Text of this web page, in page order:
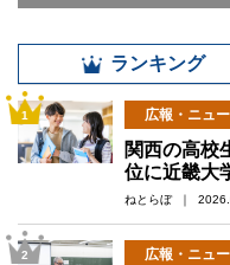
ランキング
1 広報・ニュ
関西の高校
位に近畿大
ねとらぼ ｜
2 広報・ニュ